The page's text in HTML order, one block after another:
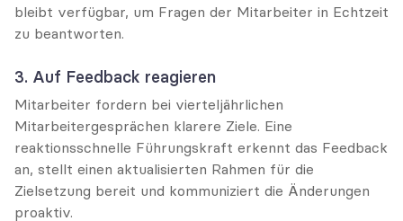
bleibt verfügbar, um Fragen der Mitarbeiter in Echtzeit
zu beantworten.
3. Auf Feedback reagieren
Mitarbeiter fordern bei vierteljährlichen
Mitarbeitergesprächen klarere Ziele. Eine
reaktionsschnelle Führungskraft erkennt das Feedback
an, stellt einen aktualisierten Rahmen für die
Zielsetzung bereit und kommuniziert die Änderungen
proaktiv.